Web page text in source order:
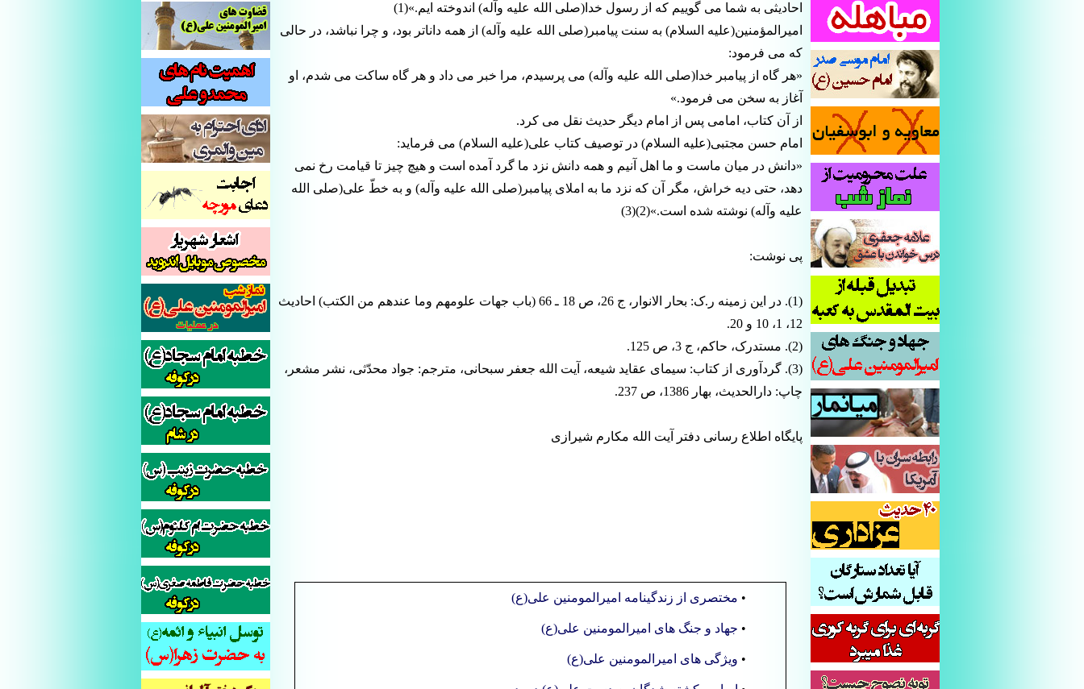
احادیثى به شما مى گوییم که از رسول خدا(صلى الله علیه وآله) اندوخته ایم.»(1)
امیرالمؤمنین(علیه السلام) به سنت پیامبر(صلى الله علیه وآله) از همه داناتر بود، و چرا نباشد، در حالى
که مى فرمود:
«هر گاه از پیامبر خدا(صلى الله علیه وآله) مى پرسیدم، مرا خبر مى داد و هر گاه ساکت مى شدم، او
آغاز به سخن مى فرمود.»
از آن کتاب، امامى پس از امام دیگر حدیث نقل مى کرد.
امام حسن مجتبى(علیه السلام) در توصیف کتاب على(علیه السلام) مى فرماید:
«دانش در میان ماست و ما اهل آنیم و همه دانش نزد ما گرد آمده است و هیچ چیز تا قیامت رخ نمى
دهد، حتى دیه خراش، مگر آن که نزد ما به املاى پیامبر(صلى الله علیه وآله) و به خطّ على(صلى الله
علیه وآله) نوشته شده است.»(2)(3)
پی نوشت:
(1). در این زمینه ر.ک: بحار الانوار، ج 26، ص 18 ـ 66 (باب جهات علومهم وما عندهم من الکتب) احادیث
12، 1، 10 و 20.
(2). مستدرک، حاکم، ج 3، ص 125.
(3). گردآوری از کتاب: سیماى عقاید شیعه، آیت الله جعفر سبحانی، مترجم: جواد محدّثی، نشر مشعر،
چاپ: دارالحدیث، بهار 1386، ص 237.
پایگاه اطلاع رسانی دفتر آیت الله مکارم شیرازی